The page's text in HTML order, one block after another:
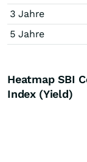
3 Jahre
5 Jahre
Heatmap SBI
Index (Yield)